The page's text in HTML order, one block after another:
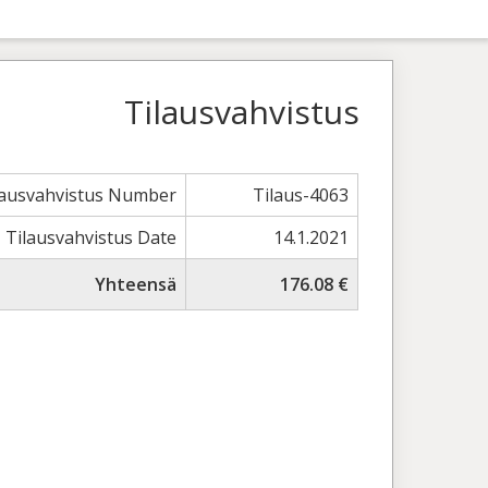
Tilausvahvistus
Number
Tilaus-4063
Tilausvahvistus Date
14.1.2021
Yhteensä
176.08 €